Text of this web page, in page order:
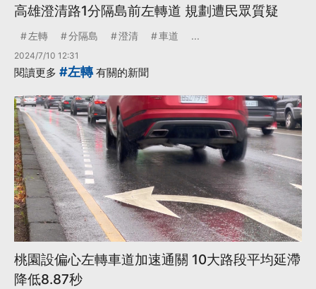
高雄澄清路1分隔島前左轉道 規劃遭民眾質疑
左轉 分隔島 澄清 車道 ...
2024/7/10 12:31
閱讀更多 #左轉有關的新聞
桃園設偏心左轉車道加速通關 10大路段平均延滯
降低8.87秒